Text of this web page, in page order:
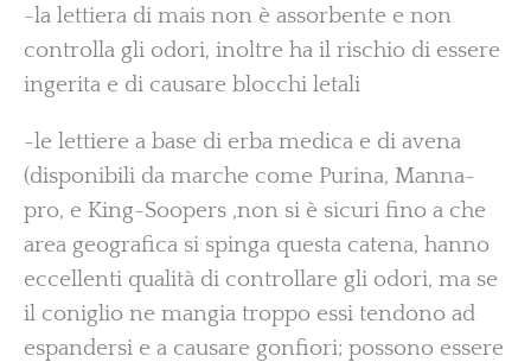
-la lettiera di mais non è assorbente e non
controlla gli odori, inoltre ha il rischio di essere
ingerita e di causare blocchi letali
-le lettiere a base di erba medica e di avena
(disponibili da marche come Purina, Manna-
pro, e King-Soopers ,non si è sicuri fino a che
area geografica si spinga questa catena, hanno
eccellenti qualità di controllare gli odori, ma se
il coniglio ne mangia troppo essi tendono ad
espandersi e a causare gonfiori; possono essere